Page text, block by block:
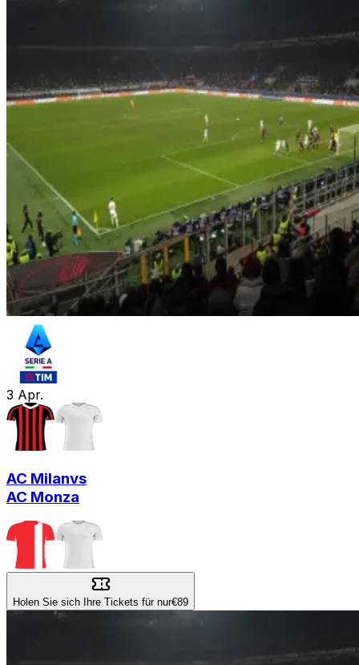
3 Apr.
AC Milanvs
AC Monza
Holen Sie sich Ihre Tickets für nur€89